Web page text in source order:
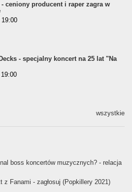
- ceniony producent i raper zagra w
19:00
- specjalny koncert na 25 lat "Na
wszystkie
boss koncertów muzycznych? - relacja
z Fanami - zagłosuj (Popkillery 2021)